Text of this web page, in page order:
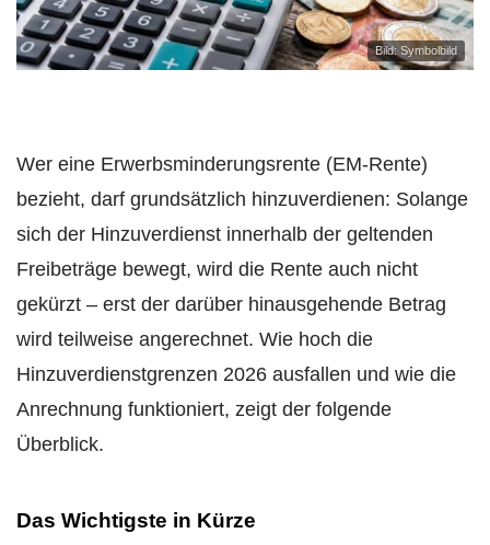
Bild: Symbolbild
Wer eine Erwerbsminderungsrente (EM-Rente)
bezieht, darf grundsätzlich hinzuverdienen: Solange
sich der Hinzuverdienst innerhalb der geltenden
Freibeträge bewegt, wird die Rente auch nicht
gekürzt – erst der darüber hinausgehende Betrag
wird teilweise angerechnet. Wie hoch die
Hinzuverdienstgrenzen 2026 ausfallen und wie die
Anrechnung funktioniert, zeigt der folgende
Überblick.
Das Wichtigste in Kürze